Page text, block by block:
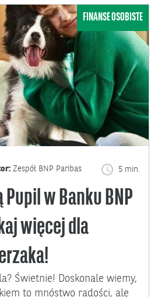
FINANSE OSOBISTE
Zespół BNP Paribas 5 min.
w Banku BNP
więcej dla
Świetnie! Doskonale wiemy,
to mnóstwo radości, ale